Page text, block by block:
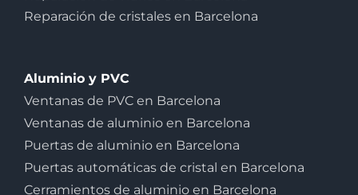
Reparación de cristales en Barcelona
Aluminio y PVC
Ventanas de PVC en Barcelona
Ventanas de aluminio en Barcelona
Puertas de aluminio en Barcelona
Puertas automáticas de cristal en Barcelona
Cerramientos de aluminio en Barcelona